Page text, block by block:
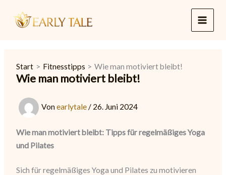
Inhalt
Start Fitnesstipps Wie man motiviert bleibt!
Wie man motiviert bleibt!
Vonearlytale/ 26. Juni 2024
Wie man motiviert bleibt: Tipps für regelmäßiges Yoga
und Pilates
Sich für regelmäßiges Yoga und Pilates zu motivieren